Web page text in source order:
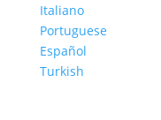
Italiano
Portuguese
Español
Turkish